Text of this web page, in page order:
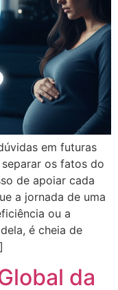
em futuras
separar os fatos do
de apoiar cada
a jornada de uma
ou a
é cheia de
da